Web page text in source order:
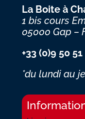
La Boite à
1 bis cours
05000 Gap –
+33 (0)9 50
*du lundi au